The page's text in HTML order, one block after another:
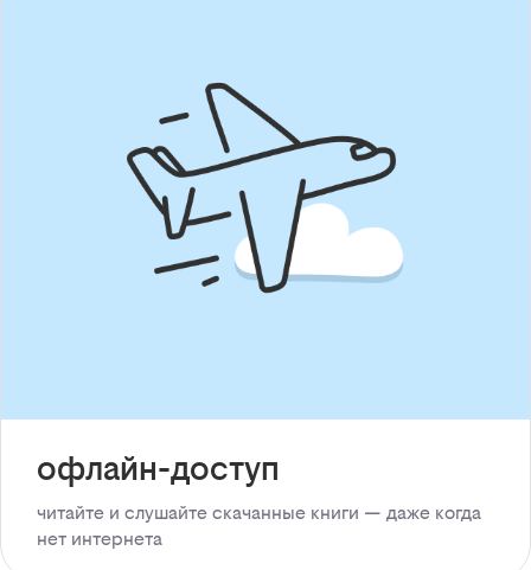
офлайн-доступ
читайте и слушайте скачанные книги — даже когда
нет интернета